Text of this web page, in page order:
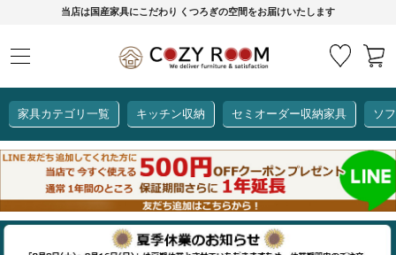
当店は国産家具にこだわり くつろぎの空間をお届けいたします
家具カテゴリ一覧 キッチン収納 セミオーダー収納家具 ソ
キッチン収納
セミオーダー収納家具
ソファー
リビング家具
ダイニングセット
カーインテリア
COZY ROOMオリジナル
全て見る
ここでしか買えない！COZY ROOMオリジナル家具
生活感を隠してスッキリ収納
レンジ台【CUBO】
狭いキッチンのお悩み解決
【COOKING ASSISTANT】